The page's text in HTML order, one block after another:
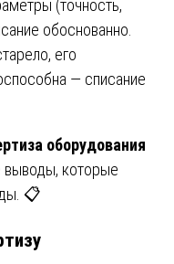
(точность,
обоснованно.
его
— списание
оборудования
выводы, которые
📋